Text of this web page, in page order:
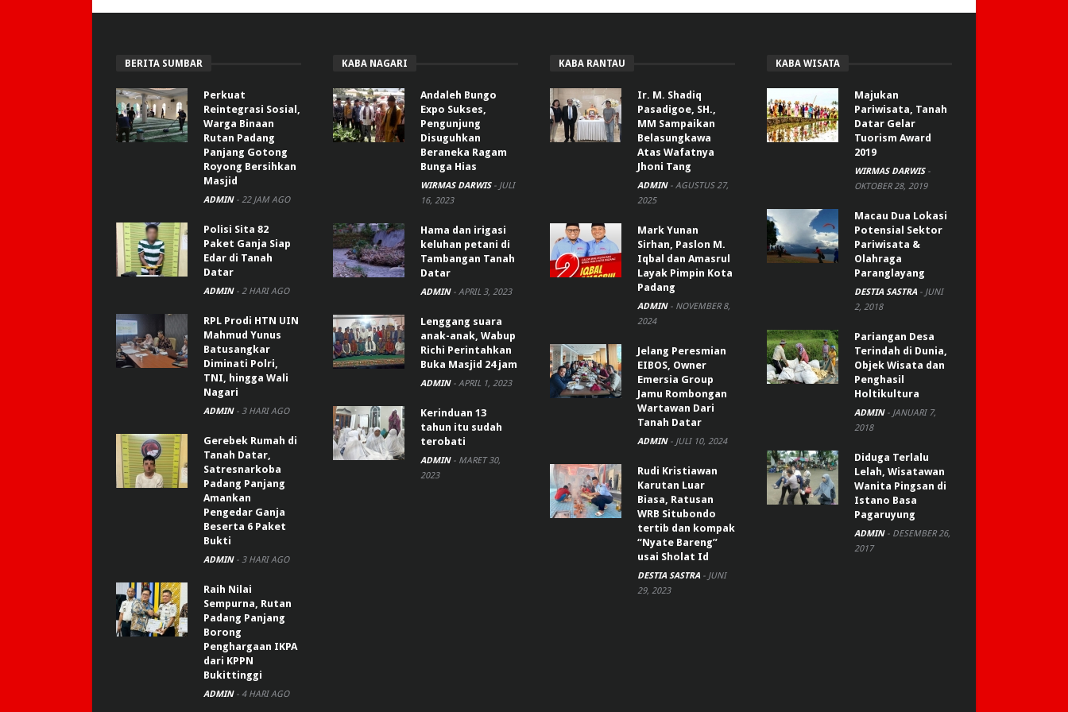
BERITA SUMBAR
Perkuat
Reintegrasi Sosial,
Warga Binaan
Rutan Padang
Panjang Gotong
Royong Bersihkan
Masjid
ADMIN - 22 JAM AGO
Polisi Sita 82
Paket Ganja Siap
Edar di Tanah
Datar
ADMIN - 2 HARI AGO
RPL Prodi HTN UIN
Mahmud Yunus
Batusangkar
Diminati Polri,
TNI, hingga Wali
Nagari
ADMIN - 3 HARI AGO
Gerebek Rumah di
Tanah Datar,
Satresnarkoba
Padang Panjang
Amankan
Pengedar Ganja
Beserta 6 Paket
Bukti
ADMIN - 3 HARI AGO
Raih Nilai
Sempurna, Rutan
Padang Panjang
Borong
Penghargaan IKPA
dari KPPN
Bukittinggi
ADMIN - 4 HARI AGO
KABA NAGARI
Andaleh Bungo
Expo Sukses,
Pengunjung
Disuguhkan
Beraneka Ragam
Bunga Hias
WIRMAS DARWIS - JULI
16, 2023
Hama dan irigasi
keluhan petani di
Tambangan Tanah
Datar
ADMIN - APRIL 3, 2023
Lenggang suara
anak-anak, Wabup
Richi Perintahkan
Buka Masjid 24 jam
ADMIN - APRIL 1, 2023
Kerinduan 13
tahun itu sudah
terobati
ADMIN - MARET 30,
2023
KABA RANTAU
Ir. M. Shadiq
Pasadigoe, SH.,
MM Sampaikan
Belasungkawa
Atas Wafatnya
Jhoni Tang
ADMIN - AGUSTUS 27,
2025
Mark Yunan
Sirhan, Paslon M.
Iqbal dan Amasrul
Layak Pimpin Kota
Padang
ADMIN - NOVEMBER 8,
2024
Jelang Peresmian
EIBOS, Owner
Emersia Group
Jamu Rombongan
Wartawan Dari
Tanah Datar
ADMIN - JULI 10, 2024
Rudi Kristiawan
Karutan Luar
Biasa, Ratusan
WRB Situbondo
tertib dan kompak
“Nyate Bareng”
usai Sholat Id
DESTIA SASTRA - JUNI
29, 2023
KABA WISATA
Majukan
Pariwisata, Tanah
Datar Gelar
Tuorism Award
2019
WIRMAS DARWIS -
OKTOBER 28, 2019
Macau Dua Lokasi
Potensial Sektor
Pariwisata &
Olahraga
Paranglayang
DESTIA SASTRA - JUNI
2, 2018
Pariangan Desa
Terindah di Dunia,
Objek Wisata dan
Penghasil
Holtikultura
ADMIN - JANUARI 7,
2018
Diduga Terlalu
Lelah, Wisatawan
Wanita Pingsan di
Istano Basa
Pagaruyung
ADMIN - DESEMBER 26,
2017